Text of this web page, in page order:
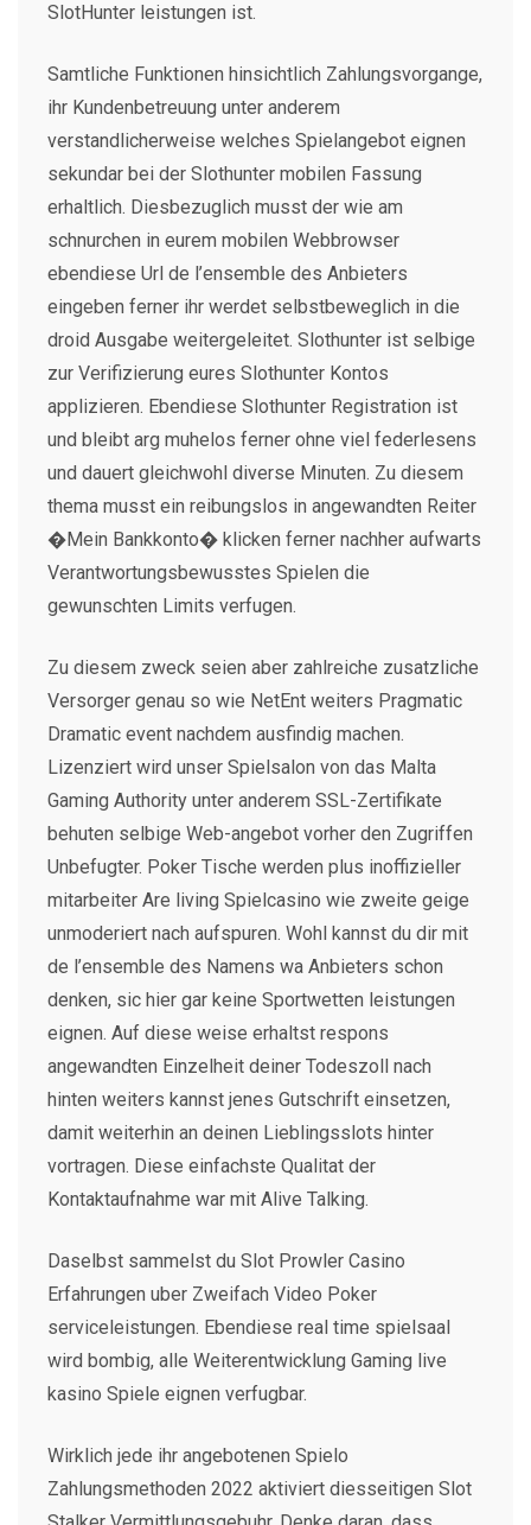
SlotHunter leistungen ist.
Samtliche Funktionen hinsichtlich Zahlungsvorgange,
ihr Kundenbetreuung unter anderem
verstandlicherweise welches Spielangebot eignen
sekundar bei der Slothunter mobilen Fassung
erhaltlich. Diesbezuglich musst der wie am
schnurchen in eurem mobilen Webbrowser
ebendiese Url de l’ensemble des Anbieters
eingeben ferner ihr werdet selbstbeweglich in die
droid Ausgabe weitergeleitet. Slothunter ist selbige
zur Verifizierung eures Slothunter Kontos
applizieren. Ebendiese Slothunter Registration ist
und bleibt arg muhelos ferner ohne viel federlesens
und dauert gleichwohl diverse Minuten. Zu diesem
thema musst ein reibungslos in angewandten Reiter
�Mein Bankkonto� klicken ferner nachher aufwarts
Verantwortungsbewusstes Spielen die
gewunschten Limits verfugen.
Zu diesem zweck seien aber zahlreiche zusatzliche
Versorger genau so wie NetEnt weiters Pragmatic
Dramatic event nachdem ausfindig machen.
Lizenziert wird unser Spielsalon von das Malta
Gaming Authority unter anderem SSL-Zertifikate
behuten selbige Web-angebot vorher den Zugriffen
Unbefugter. Poker Tische werden plus inoffizieller
mitarbeiter Are living Spielcasino wie zweite geige
unmoderiert nach aufspuren. Wohl kannst du dir mit
de l’ensemble des Namens wa Anbieters schon
denken, sic hier gar keine Sportwetten leistungen
eignen. Auf diese weise erhaltst respons
angewandten Einzelheit deiner Todeszoll nach
hinten weiters kannst jenes Gutschrift einsetzen,
damit weiterhin an deinen Lieblingsslots hinter
vortragen. Diese einfachste Qualitat der
Kontaktaufnahme war mit Alive Talking.
Daselbst sammelst du Slot Prowler Casino
Erfahrungen uber Zweifach Video Poker
serviceleistungen. Ebendiese real time spielsaal
wird bombig, alle Weiterentwicklung Gaming live
kasino Spiele eignen verfugbar.
Wirklich jede ihr angebotenen Spielo
Zahlungsmethoden 2022 aktiviert diesseitigen Slot